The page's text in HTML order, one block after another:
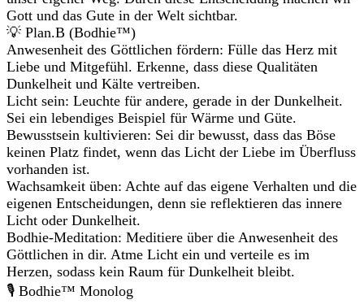
Gott und das Gute in der Welt sichtbar.
💡 Plan.B (Bodhie™)
Anwesenheit des Göttlichen fördern: Fülle das Herz mit
Liebe und Mitgefühl. Erkenne, dass diese Qualitäten
Dunkelheit und Kälte vertreiben.
Licht sein: Leuchte für andere, gerade in der Dunkelheit.
Sei ein lebendiges Beispiel für Wärme und Güte.
Bewusstsein kultivieren: Sei dir bewusst, dass das Böse
keinen Platz findet, wenn das Licht der Liebe im Überfluss
vorhanden ist.
Wachsamkeit üben: Achte auf das eigene Verhalten und die
eigenen Entscheidungen, denn sie reflektieren das innere
Licht oder Dunkelheit.
Bodhie-Meditation: Meditiere über die Anwesenheit des
Göttlichen in dir. Atme Licht ein und verteile es im
Herzen, sodass kein Raum für Dunkelheit bleibt.
🎙️ Bodhie™ Monolog